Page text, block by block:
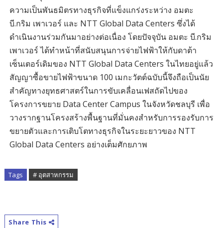
ความเป็นพันธมิตรทางธุรกิจที่แข็งแกร่งระหว่าง อมตะ
บี.กริม เพาเวอร์ และ NTT Global Data Centers ซึ่งได้
ดำเนินงานร่วมกันมาอย่างต่อเนื่อง โดยปัจจุบัน อมตะ บี.กริม
เพาเวอร์ ได้ทำหน้าที่สนับสนุนการจ่ายไฟฟ้าให้กับดาต้า
เซ็นเตอร์เดิมของ NTT Global Data Centers ในไทยอยู่แล้ว
สัญญาซื้อขายไฟฟ้าขนาด 100 เมกะวัตต์ฉบับนี้จึงถือเป็นนัย
สำคัญทางยุทธศาสตร์ในการขับเคลื่อนเฟสถัดไปของ
โครงการขยาย Data Center Campus ในจังหวัดชลบุรี เพื่อ
วางรากฐานโครงสร้างพื้นฐานที่มั่นคงสำหรับการรองรับการ
ขยายตัวและการเติบโตทางธุรกิจในระยะยาวของ NTT
Global Data Centers อย่างเต็มศักยภาพ
Tags # อุตสาหกรรม
Share This